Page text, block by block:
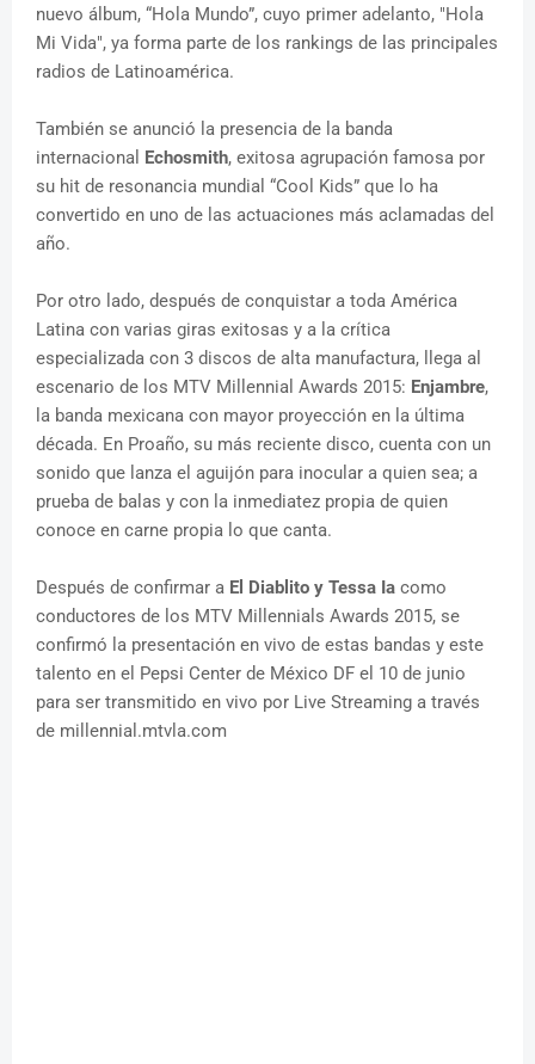
nuevo álbum, “Hola Mundo”, cuyo primer adelanto, "Hola
Mi Vida", ya forma parte de los rankings de las principales
radios de Latinoamérica.
También se anunció la presencia de la banda
internacional Echosmith, exitosa agrupación famosa por
su hit de resonancia mundial “Cool Kids” que lo ha
convertido en uno de las actuaciones más aclamadas del
año.
Por otro lado, después de conquistar a toda América
Latina con varias giras exitosas y a la crítica
especializada con 3 discos de alta manufactura, llega al
escenario de los MTV Millennial Awards 2015: Enjambre,
la banda mexicana con mayor proyección en la última
década. En Proaño, su más reciente disco, cuenta con un
sonido que lanza el aguijón para inocular a quien sea; a
prueba de balas y con la inmediatez propia de quien
conoce en carne propia lo que canta.
Después de confirmar a El Diablito y Tessa Ia como
conductores de los MTV Millennials Awards 2015, se
confirmó la presentación en vivo de estas bandas y este
talento en el Pepsi Center de México DF el 10 de junio
para ser transmitido en vivo por Live Streaming a través
de millennial.mtvla.com